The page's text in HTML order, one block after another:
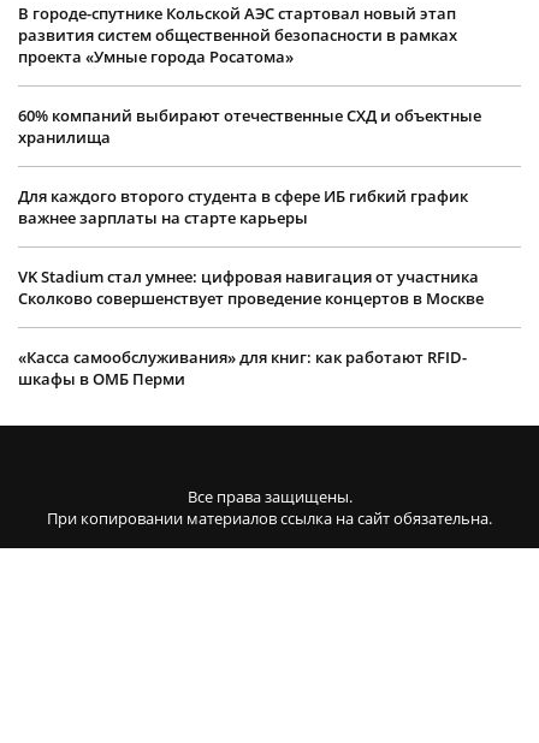
В городе-спутнике Кольской АЭС стартовал новый этап
развития систем общественной безопасности в рамках
проекта «Умные города Росатома»
60% компаний выбирают отечественные СХД и объектные
хранилища
Для каждого второго студента в сфере ИБ гибкий график
важнее зарплаты на старте карьеры
VK Stadium стал умнее: цифровая навигация от участника
Сколково совершенствует проведение концертов в Москве
«Касса самообслуживания» для книг: как работают RFID-
шкафы в ОМБ Перми
Все права защищены.
При копировании материалов ссылка на сайт обязательна.